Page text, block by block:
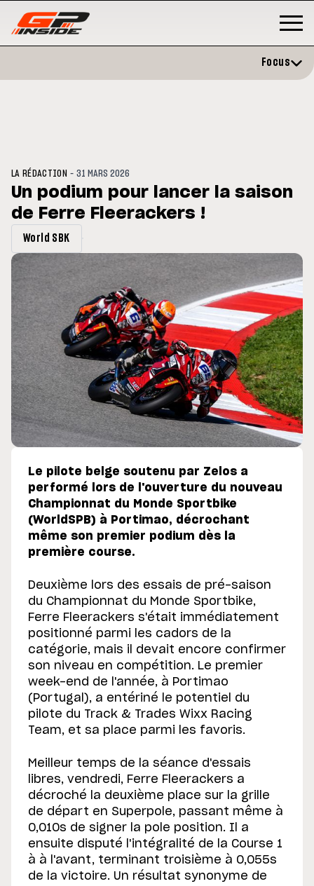
droite à Madrid
MOTO GP
Bretagne
Focus
LA RÉDACTION -31 MARS 2026
Un podium pour lancer la saison
de Ferre Fleerackers !
World SBK
Le pilote belge soutenu par Zelos a
performé lors de l'ouverture du nouveau
Championnat du Monde Sportbike
(WorldSPB) à Portimao, décrochant
même son premier podium dès la
première course.
Deuxième lors des essais de pré-saison
du Championnat du Monde Sportbike,
Ferre Fleerackers s'était immédiatement
positionné parmi les cadors de la
catégorie, mais il devait encore confirmer
son niveau en compétition. Le premier
week-end de l'année, à Portimao
(Portugal), a entériné le potentiel du
pilote du Track & Trades Wixx Racing
Team, et sa place parmi les favoris.
Meilleur temps de la séance d'essais
libres, vendredi, Ferre Fleerackers a
décroché la deuxième place sur la grille
de départ en Superpole, passant même à
0,010s de signer la pole position. Il a
ensuite disputé l'intégralité de la Course 1
à à l'avant, terminant troisième à 0,055s
de la victoire. Un résultat synonyme de